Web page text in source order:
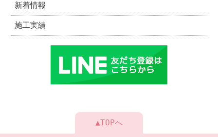
新着情報
施工実績
▲TOPへ